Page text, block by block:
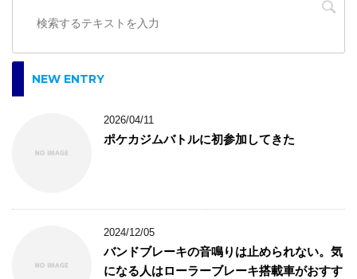
NEW ENTRY
2026/04/11
ポケカジムバトルに初参加してきた
2024/12/05
バンドブレーキの音鳴りは止められない。気
になる人はローラーブレーキ搭載車がおすす